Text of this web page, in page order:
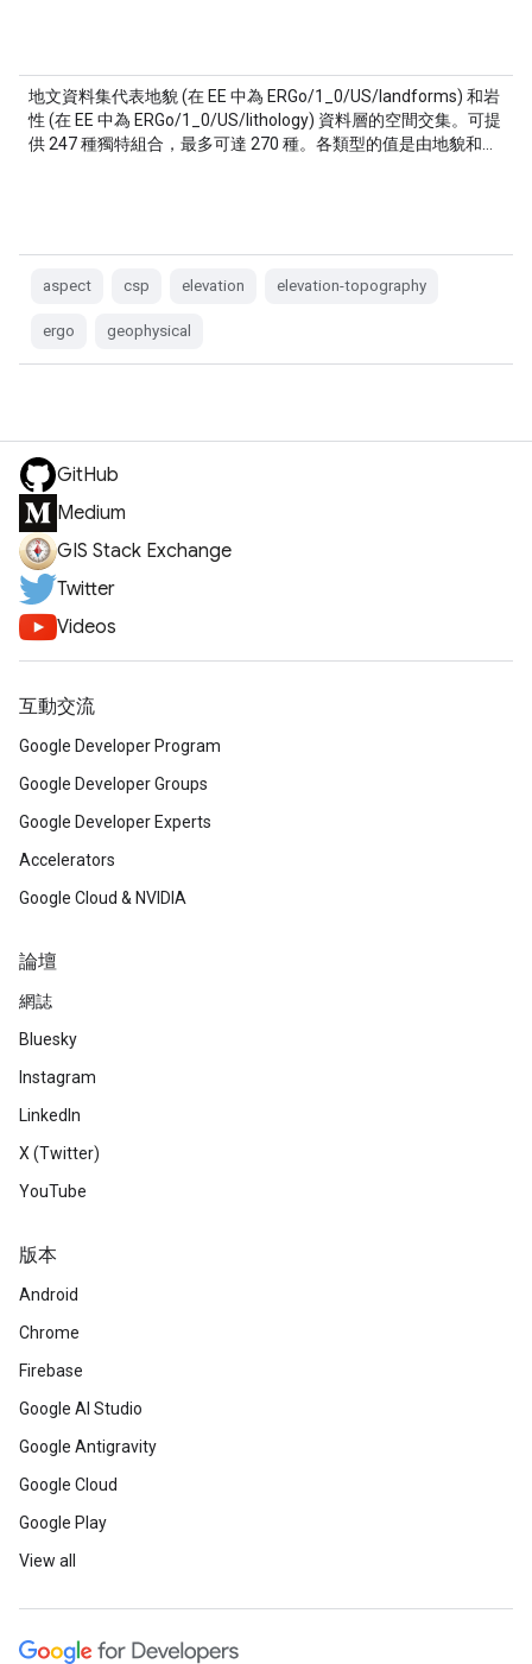
地文資料集代表地貌 (在 EE 中為 ERGo/1_0/US/landforms) 和岩
性 (在 EE 中為 ERGo/1_0/US/lithology) 資料層的空間交集。可提
供 247 種獨特組合，最多可達 270 種。各類型的值是由地貌和…
aspect csp elevation elevation-topography
ergo geophysical
GitHub
Medium
GIS Stack Exchange
Twitter
Videos
互動交流
Google Developer Program
Google Developer Groups
Google Developer Experts
Accelerators
Google Cloud & NVIDIA
論壇
網誌
Bluesky
Instagram
LinkedIn
X (Twitter)
YouTube
版本
Android
Chrome
Firebase
Google AI Studio
Google Antigravity
Google Cloud
Google Play
View all